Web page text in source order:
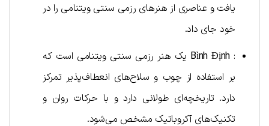
یافت و عناصری از هنرهای رزمی سنتی ویتنامی را در
خود جای داد.
:
Bình Định یک هنر رزمی سنتی ویتنامی است که
بر استفاده از چوب و سلاح‌های انعطاف‌پذیر تمرکز
دارد. تاریخچه‌ای طولانی دارد و با حرکات روان و
تکنیک‌های آکروباتیک مشخص می‌شود.